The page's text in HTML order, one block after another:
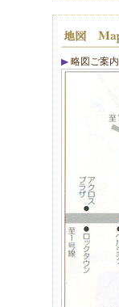
略図ご案内